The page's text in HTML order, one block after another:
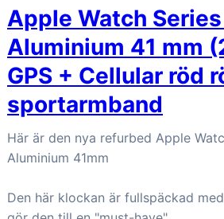
Apple Watch
Aluminium 41 mm
GPS + Cellular röd
sportarmband
Här är den nya refurbed Apple
Aluminium 41mm
Den här klockan är fullspäckad